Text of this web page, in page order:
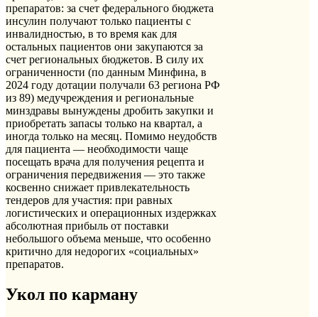
препаратов: за счет федерального бюджета
инсулин получают только пациенты с
инвалидностью, в то время как для
остальных пациентов они закупаются за
счет региональных бюджетов. В силу их
ограниченности (по данным Минфина, в
2024 году дотации получали 63 региона РФ
из 89) медучреждения и региональные
минздравы вынуждены дробить закупки и
приобретать запасы только на квартал, а
иногда только на месяц. Помимо неудобств
для пациента — необходимости чаще
посещать врача для получения рецепта и
ограничения передвижения — это также
косвенно снижает привлекательность
тендеров для участия: при равных
логистических и операционных издержках
абсолютная прибыль от поставки
небольшого объема меньше, что особенно
критично для недорогих «социальных»
препаратов.
Укол по карману